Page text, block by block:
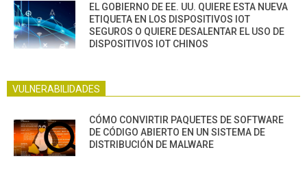
EL GOBIERNO DE EE. UU. QUIERE ESTA NUEVA
ETIQUETA EN LOS DISPOSITIVOS IOT
SEGUROS O QUIERE DESALENTAR EL USO DE
DISPOSITIVOS IOT CHINOS
VULNERABILIDADES
CÓMO CONVIRTIR PAQUETES DE SOFTWARE
DE CÓDIGO ABIERTO EN UN SISTEMA DE
DISTRIBUCIÓN DE MALWARE